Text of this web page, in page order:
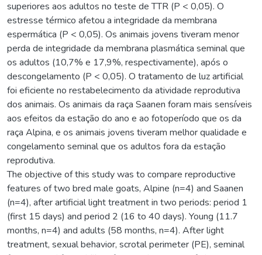
superiores aos adultos no teste de TTR (P < 0,05). O
estresse térmico afetou a integridade da membrana
espermática (P < 0,05). Os animais jovens tiveram menor
perda de integridade da membrana plasmática seminal que
os adultos (10,7% e 17,9%, respectivamente), após o
descongelamento (P < 0,05). O tratamento de luz artificial
foi eficiente no restabelecimento da atividade reprodutiva
dos animais. Os animais da raça Saanen foram mais sensíveis
aos efeitos da estação do ano e ao fotoperíodo que os da
raça Alpina, e os animais jovens tiveram melhor qualidade e
congelamento seminal que os adultos fora da estação
reprodutiva.
The objective of this study was to compare reproductive
features of two bred male goats, Alpine (n=4) and Saanen
(n=4), after artificial light treatment in two periods: period 1
(first 15 days) and period 2 (16 to 40 days). Young (11.7
months, n=4) and adults (58 months, n=4). After light
treatment, sexual behavior, scrotal perimeter (PE), seminal